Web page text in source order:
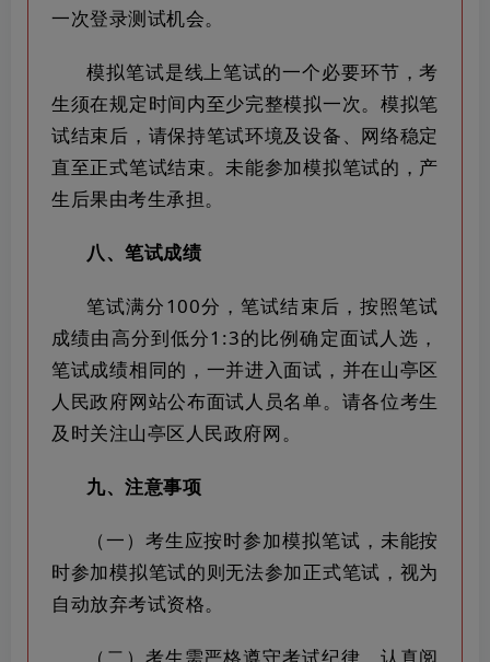
一次登录测试机会。
模拟笔试是线上笔试的一个必要环节，考
生须在规定时间内至少完整模拟一次。模拟笔
试结束后，请保持笔试环境及设备、网络稳定
直至正式笔试结束。未能参加模拟笔试的，产
生后果由考生承担。
八、笔试成绩
笔试满分100分，笔试结束后，按照笔试
成绩由高分到低分1:3的比例确定面试人选，
笔试成绩相同的，一并进入面试，并在山亭区
人民政府网站公布面试人员名单。请各位考生
及时关注山亭区人民政府网。
九、注意事项
（一）考生应按时参加模拟笔试，未能按
时参加模拟笔试的则无法参加正式笔试，视为
自动放弃考试资格。